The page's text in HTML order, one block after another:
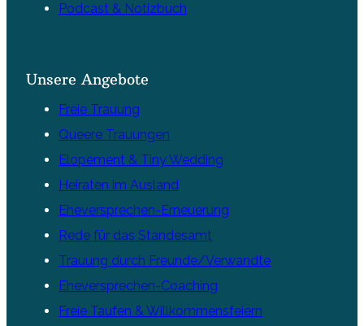
Podcast & Notizbuch
Unsere Angebote
Freie Trauung
Queere Trauungen
Elopement & Tiny Wedding
Heiraten im Ausland
Eheversprechen-Erneuerung
Rede für das Standesamt
Trauung durch Freunde/Verwandte
Eheversprechen-Coaching
Freie Taufen & Willkommensfeiern